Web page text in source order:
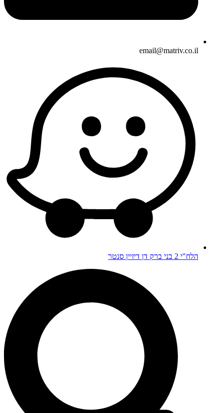
email@matriv.co.il
הלח"י 2 בני ברק דן דיזיין סנטר